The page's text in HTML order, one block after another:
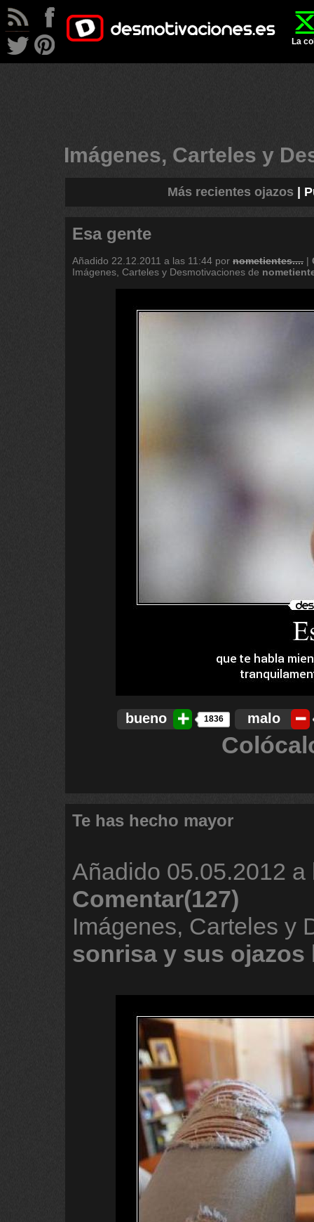
La
Imágenes, Carteles y
Más recientes ojazos
Esa gente
Añadido 22.12.2011 a las 11:44 por nometientes.... |
Imágenes, Carteles y Desmotivaciones de
bueno 1836 malo
Te has hecho mayor
Añadido 05.05.2012 a
Comentar(127)
Imágenes, Carteles y
sonrisa y sus ojazos